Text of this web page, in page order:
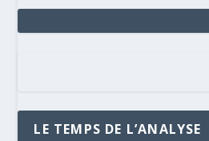
LE TEMPS DE L’ANALYSE